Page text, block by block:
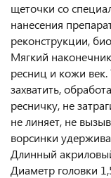
щеточки со
нанесения
реконструкции,
Мягкий
ресниц и кожи
захватить,
ресничку, не
не линяет, не
ворсинки
Длинный
Диаметр головки